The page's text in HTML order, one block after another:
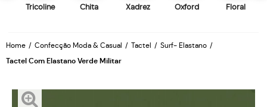
Tricoline Chita Xadrez Oxford Floral
Home Confecção Moda & Casual Tactel Surf- Elastano
Tactel Com Elastano Verde Militar